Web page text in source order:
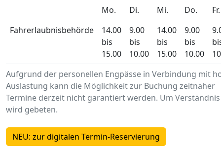
Aufgrund der personellen Engpässe in Verbindung mit
Auslastung kann die Möglichkeit zur Buchung zeitnaher
Termine derzeit nicht garantiert werden. Um Verständnis
wird gebeten.
Mo. Di. Mi. Do.
Fr.
Fahrerlaubnisbehörde
14.00
bis
15.00
9.00
bis
10.00
14.00
bis
15.00
9.00
bis
10.00
NEU: zur digitalen Termin-Reservierung